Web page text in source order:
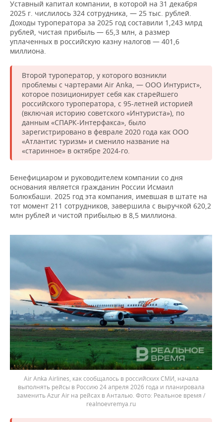
Уставный капитал компании, в которой на 31 декабря
2025 г. числилось 324 сотрудника, — 25 тыс. рублей.
Доходы туроператора за 2025 год составили 1,243 млрд
рублей, чистая прибыль — 65,3 млн, а размер
уплаченных в российскую казну налогов — 401,6
миллиона.
Второй туроператор, у которого возникли
проблемы с чартерами Air Anka, — ООО Интурист»,
которое позиционирует себя как старейшего
российского туроператора, с 95-летней историей
(включая историю советского «Интуриста»), по
данным «СПАРК-Интерфакса», было
зарегистрировано в феврале 2020 года как ООО
«Атлантис туризм» и сменило название на
«старинное» в октябре 2024-го.
Бенефициаром и руководителем компании со дня
основания является гражданин России Исмаил
Болюкбаши. 2025 год эта компания, имевшая в штате на
тот момент 211 сотрудников, завершила с выручкой 620,2
млн рублей и чистой прибылью в 8,5 миллиона.
Air Anka Airlines, как сообщалось в российских СМИ, начала
выполнять рейсы в Россию 24 апреля 2026 года и планировала
заменить Аzur Air на рейсах в Анталью.
Реальное время /
realnoevremya.ru